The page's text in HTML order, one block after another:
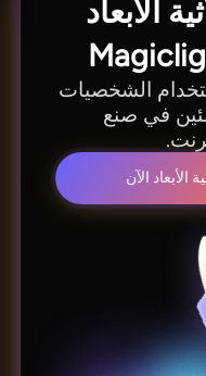
الأبعاد
الشخصيات
في صنع
الآن